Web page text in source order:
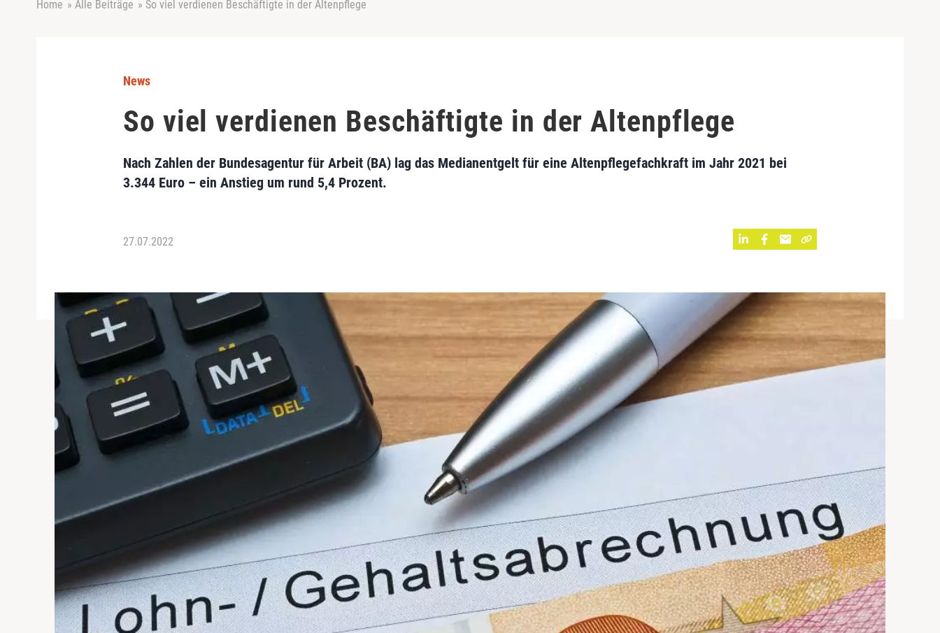
Home » Alle Beiträge » So viel verdienen Beschäftigte in der Altenpflege
News
So viel verdienen Beschäftigte in der Altenpflege
Nach Zahlen der Bundesagentur für Arbeit (BA) lag das Medianentgelt für eine Altenpflegefachkraft im Jahr 2021 bei
3.344 Euro – ein Anstieg um rund 5,4 Prozent.
27.07.2022